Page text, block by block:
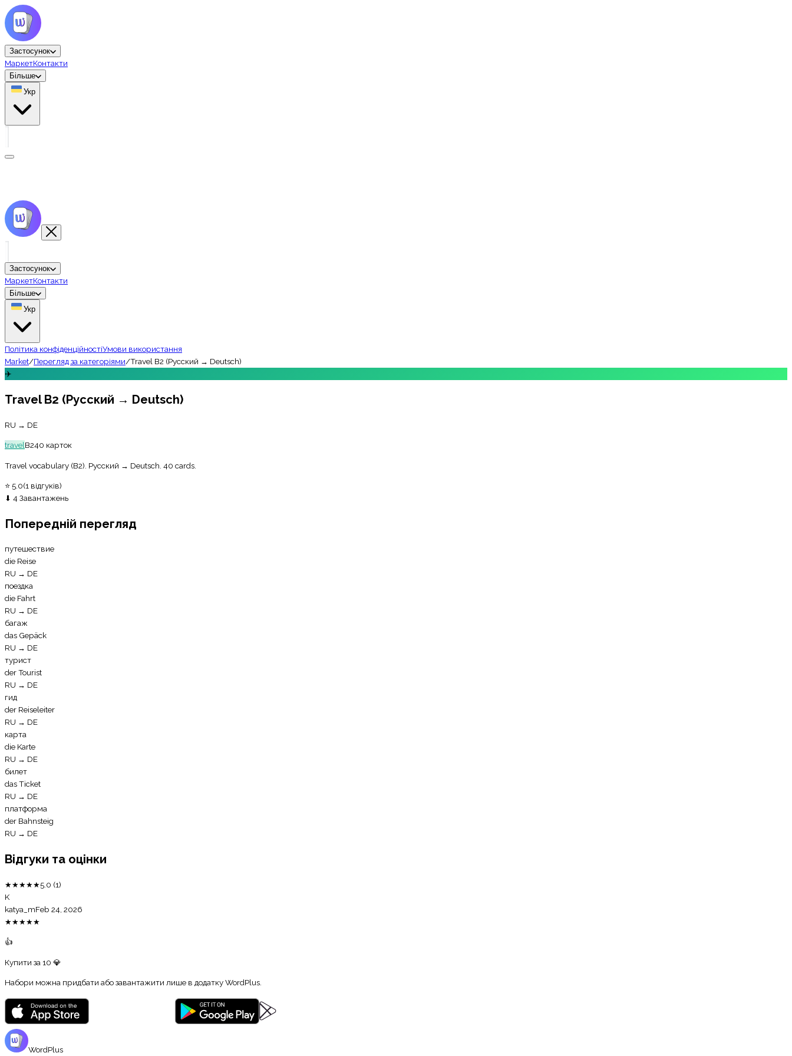
Застосунок
МаркетКонтакти
Більше
Укр
Застосунок
МаркетКонтакти
Більше
Укр
Політика конфіденційностіУмови використання
Market/Перегляд за категоріями/Travel B2 (Русский → Deutsch)
✈️
Travel B2 (Русский → Deutsch)
RU → DE
travelB240 карток
Travel vocabulary (B2). Русский → Deutsch. 40 cards.
⭐5.0(1 відгуків)
⬇ 4Завантажень
Попередній перегляд
путешествие
die Reise
RU → DE
поездка
die Fahrt
RU → DE
багаж
das Gepäck
RU → DE
турист
der Tourist
RU → DE
гид
der Reiseleiter
RU → DE
карта
die Karte
RU → DE
билет
das Ticket
RU → DE
платформа
der Bahnsteig
RU → DE
Відгуки та оцінки
★★★★★5.0 (1)
K
katya_mFeb 24, 2026
★★★★★
👍
Купити за 10 💎
Набори можна придбати або завантажити лише в додатку WordPlus.
WordPlus